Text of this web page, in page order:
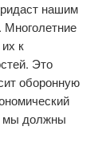
нашим
к
Это
оборонную
мы должны